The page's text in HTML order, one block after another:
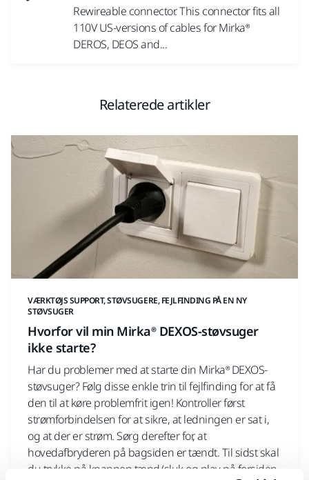
Rewireable connector. This connector fits all
110V US-versions of cables for Mirka®
DEROS, DEOS and...
Relaterede artikler
VÆRKTØJS SUPPORT, STØVSUGERE, FEJLFINDING PÅ EN NY
STØVSUGER
Hvorfor vil min Mirka® DEXOS-støvsuger
ikke starte?
Har du problemer med at starte din Mirka® DEXOS-
støvsuger? Følg disse enkle trin til fejlfinding for at få
den til at køre problemfrit igen! Kontroller først
strømforbindelsen for at sikre, at ledningen er sat i,
og at der er strøm. Sørg derefter for, at
hovedafbryderen på bagsiden er tændt. Til sidst skal
du trykke på knappen tænd/sluk og play på forsiden